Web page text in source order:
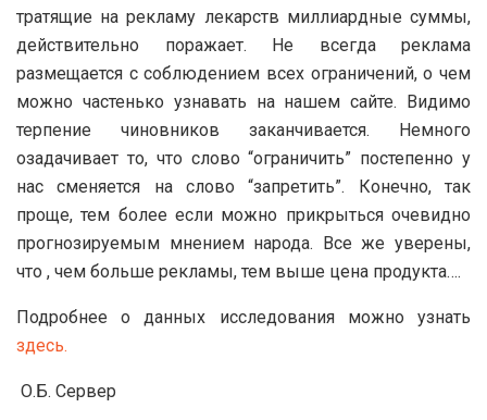
тратящие на рекламу лекарств миллиардные суммы,
действительно поражает. Не всегда реклама
размещается с соблюдением всех ограничений, о чем
можно частенько узнавать на нашем сайте. Видимо
терпение чиновников заканчивается. Немного
озадачивает то, что слово “ограничить” постепенно у
нас сменяется на слово “запретить”. Конечно, так
проще, тем более если можно прикрыться очевидно
прогнозируемым мнением народа. Все же уверены,
что , чем больше рекламы, тем выше цена продукта….
Подробнее о данных исследования можно узнать
здесь.
О.Б. Сервер